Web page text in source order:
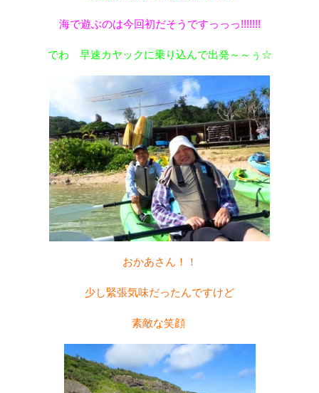
海で遊ぶのは今回初だそうですっっっ!!!!!!!
でわ 早速カヤックに乗り込んで出発～～ぅ☆
おかあさん！！
少し緊張気味だったんですけど
素敵な笑顔